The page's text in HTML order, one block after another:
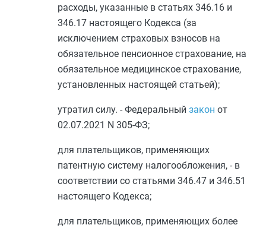
расходы, указанные в статьях 346.16 и
346.17 настоящего Кодекса (за
исключением страховых взносов на
обязательное пенсионное страхование, на
обязательное медицинское страхование,
установленных настоящей статьей);
утратил силу. - Федеральный закон от
02.07.2021 N 305-ФЗ;
для плательщиков, применяющих
патентную систему налогообложения, - в
соответствии со статьями 346.47 и 346.51
настоящего Кодекса;
для плательщиков, применяющих более